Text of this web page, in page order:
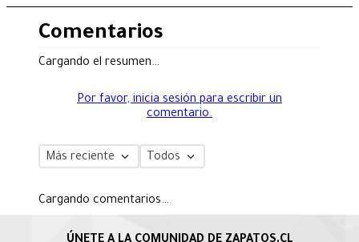
Comentarios
Cargando el resumen…
Por favor, inicia sesión para escribir un
comentario.
Más reciente Todos
Cargando comentarios…